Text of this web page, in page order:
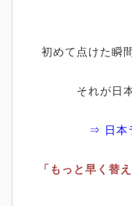
初めて点けた瞬間
それが日
⇒ 日本
「もっと早く替